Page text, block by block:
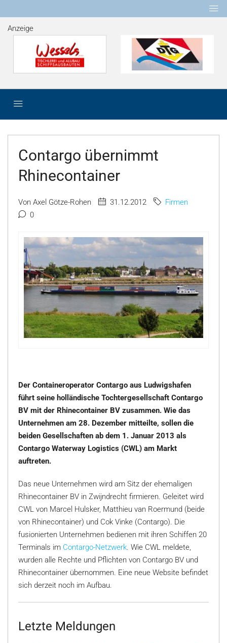
Anzeige
Contargo übernimmt
Rhinecontainer
Von Axel Götze-Rohen 31.12.2012
Firmen
0
Der Containeroperator Contargo aus Ludwigshafen
führt seine holländische Tochtergesellschaft Contargo
BV mit der Rhinecontainer BV zusammen. Wie das
Unternehmen am 28. Dezember mitteilte, sollen die
beiden Gesellschaften ab dem 1. Januar 2013 als
Contargo Waterway Logistics (CWL) am Markt
auftreten.
Das neue Unternehmen wird am Sitz der ehemaligen
Rhinecontainer BV in Zwijndrecht firmieren. Geleitet wird
CWL von Marcel Hulsker, Matthieu van Roermund (beide
von Rhinecontainer) und Cok Vinke (Contargo). Die
fusionierten Unternehmen bedienen mit ihren Schiffen 20
Terminals im Contargo-Netzwerk. Wie CWL meldete,
wurden alle Rechte und Pflichten von Contargo BV und
Rhinecontainer übernommen. Eine neue Website befindet
sich derzeit noch im Aufbau.
Letzte Meldungen